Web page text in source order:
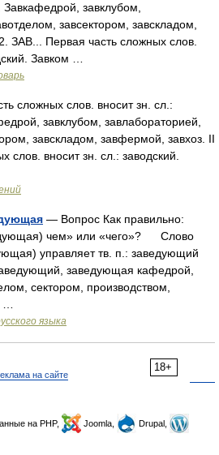
завклубом,
завсектором, завскладом,
ЗАВ... Первая часть сложных слов.
Завком …
сложных слов. вносит зн. сл.:
завклубом, завлабораторией,
завскладом, завфермой, завхоз. II
слов. вносит зн. сл.: заводский.
— Вопрос Как правильно:
чем» или «чего»? Слово
управляет тв. п.: заведующий
заведующая кафедрой,
сектором, производством,
языка
18+
на сайте
на PHP, Joomla,
Drupal,